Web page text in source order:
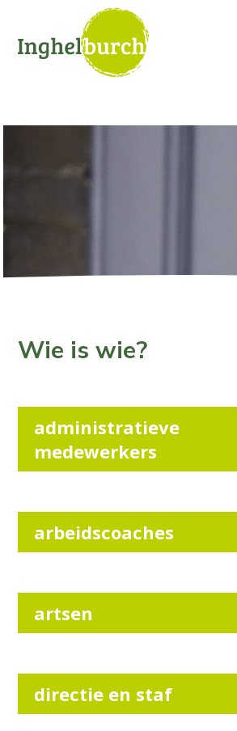
Wie is wie?
administratieve
medewerkers
arbeidscoaches
artsen
directie en staf